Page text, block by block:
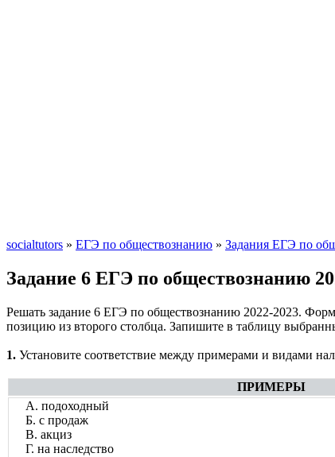
socialtutors » ЕГЭ по обществознанию » Задания ЕГЭ по
Задание 6 ЕГЭ по обществознанию
Решать задание 6 ЕГЭ по обществознанию 2022-2023.
позицию из второго столбца. Запишите в таблицу
1. Установите соответствие между примерами и видами
ПРИМЕРЫ
А. подоходный
Б. с продаж
В. акциз
Г. на наследство